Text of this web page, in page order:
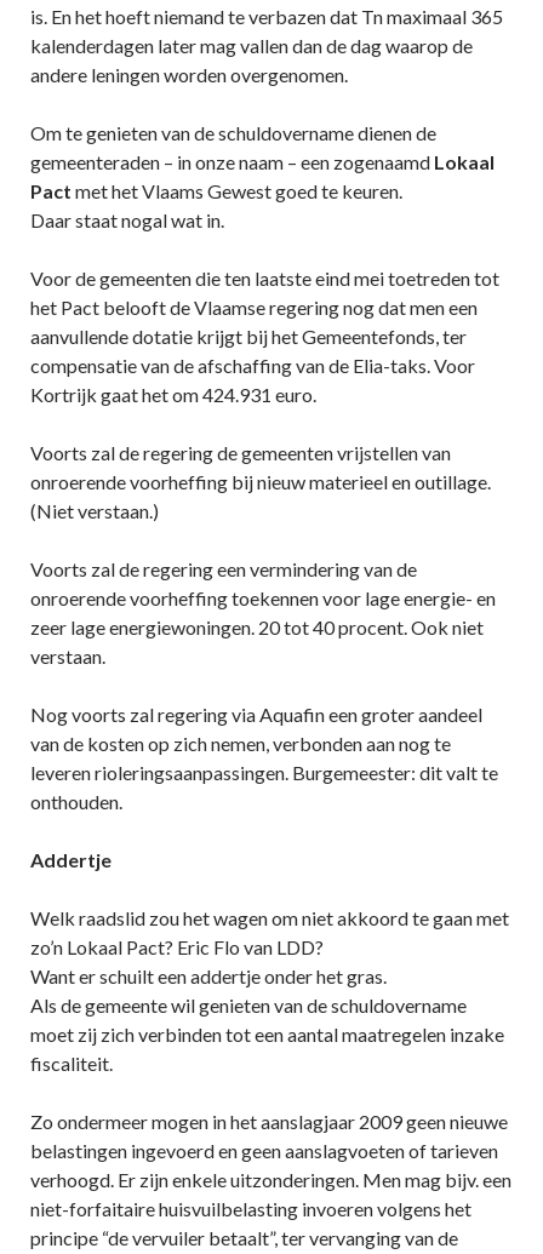
is. En het hoeft niemand te verbazen dat Tn maximaal 365
kalenderdagen later mag vallen dan de dag waarop de
andere leningen worden overgenomen.
Om te genieten van de schuldovername dienen de
gemeenteraden – in onze naam – een zogenaamd Lokaal
Pact met het Vlaams Gewest goed te keuren.
Daar staat nogal wat in.
Voor de gemeenten die ten laatste eind mei toetreden tot
het Pact belooft de Vlaamse regering nog dat men een
aanvullende dotatie krijgt bij het Gemeentefonds, ter
compensatie van de afschaffing van de Elia-taks. Voor
Kortrijk gaat het om 424.931 euro.
Voorts zal de regering de gemeenten vrijstellen van
onroerende voorheffing bij nieuw materieel en outillage.
(Niet verstaan.)
Voorts zal de regering een vermindering van de
onroerende voorheffing toekennen voor lage energie- en
zeer lage energiewoningen. 20 tot 40 procent. Ook niet
verstaan.
Nog voorts zal regering via Aquafin een groter aandeel
van de kosten op zich nemen, verbonden aan nog te
leveren rioleringsaanpassingen. Burgemeester: dit valt te
onthouden.
Addertje
Welk raadslid zou het wagen om niet akkoord te gaan met
zo’n Lokaal Pact? Eric Flo van LDD?
Want er schuilt een addertje onder het gras.
Als de gemeente wil genieten van de schuldovername
moet zij zich verbinden tot een aantal maatregelen inzake
fiscaliteit.
Zo ondermeer mogen in het aanslagjaar 2009 geen nieuwe
belastingen ingevoerd en geen aanslagvoeten of tarieven
verhoogd. Er zijn enkele uitzonderingen. Men mag bijv. een
niet-forfaitaire huisvuilbelasting invoeren volgens het
principe “de vervuiler betaalt”, ter vervanging van de